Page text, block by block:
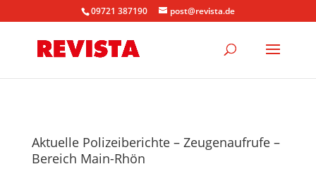
09721 387190 post@revista.de
Aktuelle Polizeiberichte – Zeugenaufrufe –
Bereich Main-Rhön